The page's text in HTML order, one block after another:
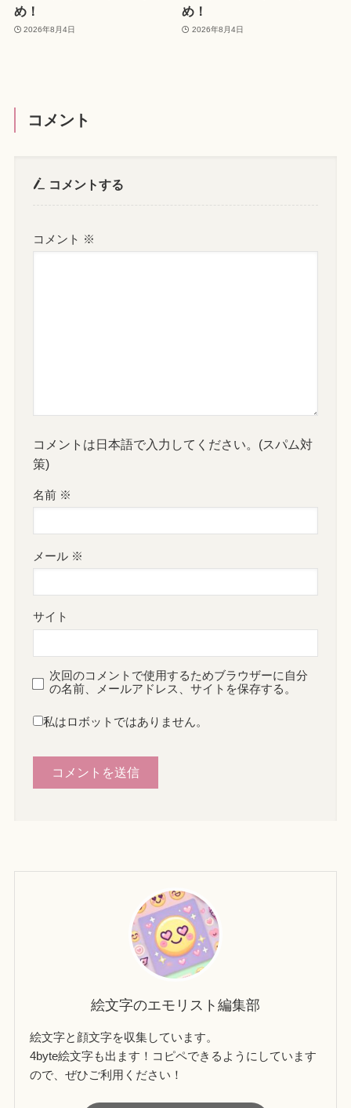
め！
2026年8月4日
め！
2026年8月4日
コメント
コメントする
コメント ※
コメントは日本語で入力してください。(スパム対
策)
名前 ※
メール ※
サイト
次回のコメントで使用するためブラウザーに自分
の名前、メールアドレス、サイトを保存する。
私はロボットではありません。
絵文字のエモリスト編集部
絵文字と顔文字を収集しています。
4byte絵文字も出ます！コピペできるようにしています
ので、ぜひご利用ください！